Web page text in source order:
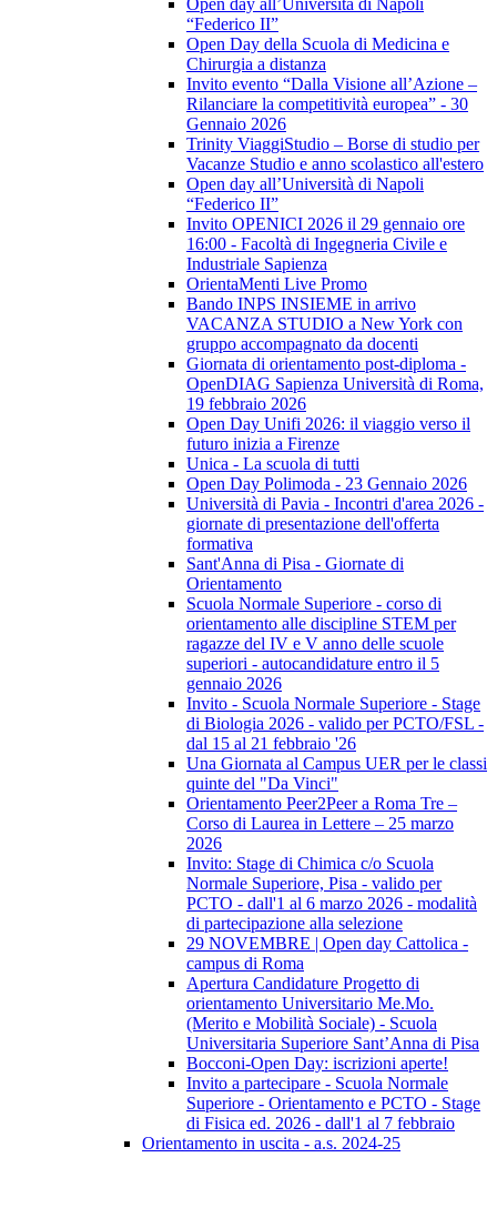
Open day all’Università di Napoli
“Federico II”
Open Day della Scuola di Medicina e
Chirurgia a distanza
Invito evento “Dalla Visione all’Azione –
Rilanciare la competitività europea” - 30
Gennaio 2026
Trinity ViaggiStudio – Borse di studio per
Vacanze Studio e anno scolastico all'estero
Open day all’Università di Napoli
“Federico II”
Invito OPENICI 2026 il 29 gennaio ore
16:00 - Facoltà di Ingegneria Civile e
Industriale Sapienza
OrientaMenti Live Promo
Bando INPS INSIEME in arrivo
VACANZA STUDIO a New York con
gruppo accompagnato da docenti
Giornata di orientamento post-diploma -
OpenDIAG Sapienza Università di Roma,
19 febbraio 2026
Open Day Unifi 2026: il viaggio verso il
futuro inizia a Firenze
Unica - La scuola di tutti
Open Day Polimoda - 23 Gennaio 2026
Università di Pavia - Incontri d'area 2026 -
giornate di presentazione dell'offerta
formativa
Sant'Anna di Pisa - Giornate di
Orientamento
Scuola Normale Superiore - corso di
orientamento alle discipline STEM per
ragazze del IV e V anno delle scuole
superiori - autocandidature entro il 5
gennaio 2026
Invito - Scuola Normale Superiore - Stage
di Biologia 2026 - valido per PCTO/FSL -
dal 15 al 21 febbraio '26
Una Giornata al Campus UER per le classi
quinte del "Da Vinci"
Orientamento Peer2Peer a Roma Tre –
Corso di Laurea in Lettere – 25 marzo
2026
Invito: Stage di Chimica c/o Scuola
Normale Superiore, Pisa - valido per
PCTO - dall'1 al 6 marzo 2026 - modalità
di partecipazione alla selezione
29 NOVEMBRE | Open day Cattolica -
campus di Roma
Apertura Candidature Progetto di
orientamento Universitario Me.Mo.
(Merito e Mobilità Sociale) - Scuola
Universitaria Superiore Sant’Anna di Pisa
Bocconi-Open Day: iscrizioni aperte!
Invito a partecipare - Scuola Normale
Superiore - Orientamento e PCTO - Stage
di Fisica ed. 2026 - dall'1 al 7 febbraio
Orientamento in uscita - a.s. 2024-25